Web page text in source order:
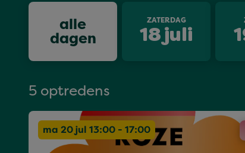
alle
dagen
ZATERDAG
18 juli
5 optredens
ma 20 jul 13:00 - 17:00